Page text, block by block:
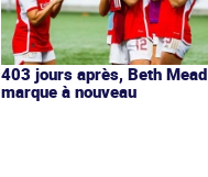
403 jours après, Beth Mead
marque à nouveau